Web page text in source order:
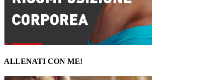
ALLENATI CON ME!